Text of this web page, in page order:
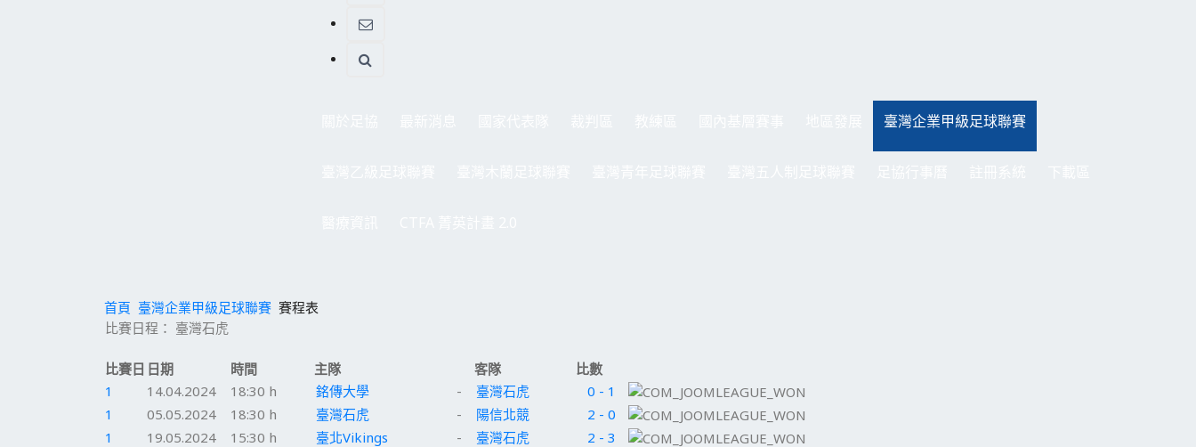
臺灣企業甲級足球聯賽
首頁 臺灣企業甲級足球聯賽 賽程表
比賽日程： 臺灣石虎
比賽日 日期 時間 主隊 客隊
比數
1
14.04.2024 18:30 h 銘傳大學 - 臺灣石虎
0 - 1
1
05.05.2024 18:30 h 臺灣石虎 - 陽信北競
2 - 0
1
19.05.2024 15:30 h 臺北Vikings - 臺灣石虎
2 - 3